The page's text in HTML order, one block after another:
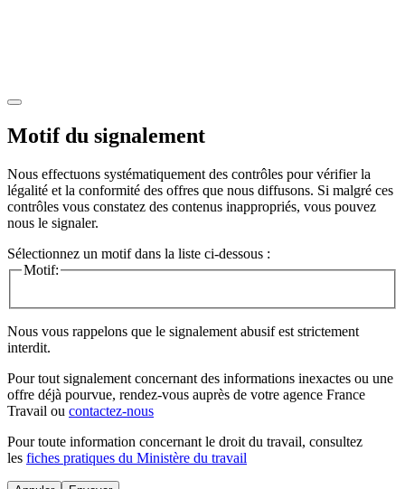
Motif du signalement
Nous effectuons systématiquement des contrôles pour vérifier la
légalité et la conformité des offres que nous diffusons. Si malgré ces
contrôles vous constatez des contenus inappropriés, vous pouvez
nous le signaler.
Sélectionnez un motif dans la liste ci-dessous :
Motif:
Nous vous rappelons que le signalement abusif est strictement
interdit.
Pour tout signalement concernant des informations inexactes ou une
offre déjà pourvue, rendez-vous auprès de votre agence France
Travail ou contactez-nous
Pour toute information concernant le droit du travail, consultez
les fiches pratiques du Ministère du travail